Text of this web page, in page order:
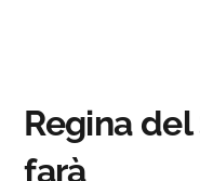
Regina
farà